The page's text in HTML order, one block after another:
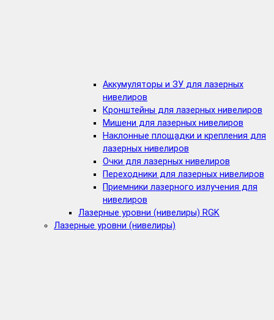
Аккумуляторы и ЗУ для лазерных
нивелиров
Кронштейны для лазерных нивелиров
Мишени для лазерных нивелиров
Наклонные площадки и крепления для
лазерных нивелиров
Очки для лазерных нивелиров
Переходники для лазерных нивелиров
Приемники лазерного излучения для
нивелиров
Лазерные уровни (нивелиры) RGK
Лазерные уровни (нивелиры)